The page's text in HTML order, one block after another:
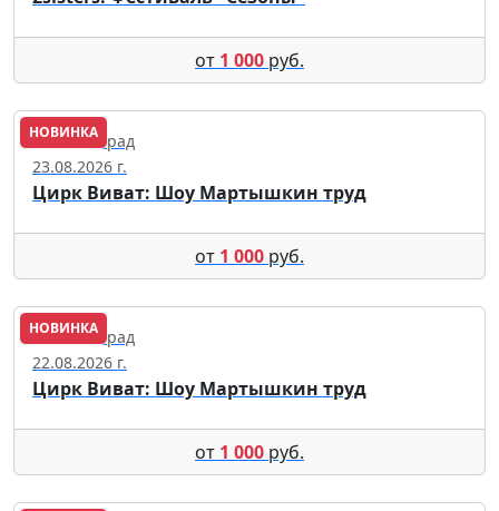
от 1 000 руб.
НОВИНКА
Калининград
23.08.2026 г.
Цирк Виват: Шоу Мартышкин труд
от 1 000 руб.
НОВИНКА
Калининград
22.08.2026 г.
Цирк Виват: Шоу Мартышкин труд
от 1 000 руб.